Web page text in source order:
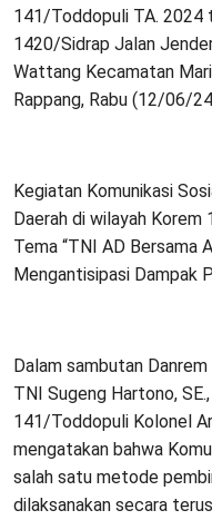
141/Toddopuli TA. 2024
1420/Sidrap Jalan
Wattang Kecamatan
Rappang, Rabu (12/06/
Kegiatan Komunikasi
Daerah di wilayah
Tema “TNI AD Bersama
Mengantisipasi Dampak
Dalam sambutan
TNI Sugeng Hartono,
141/Toddopuli Kolonel
mengatakan bahwa
salah satu metode
dilaksanakan secara